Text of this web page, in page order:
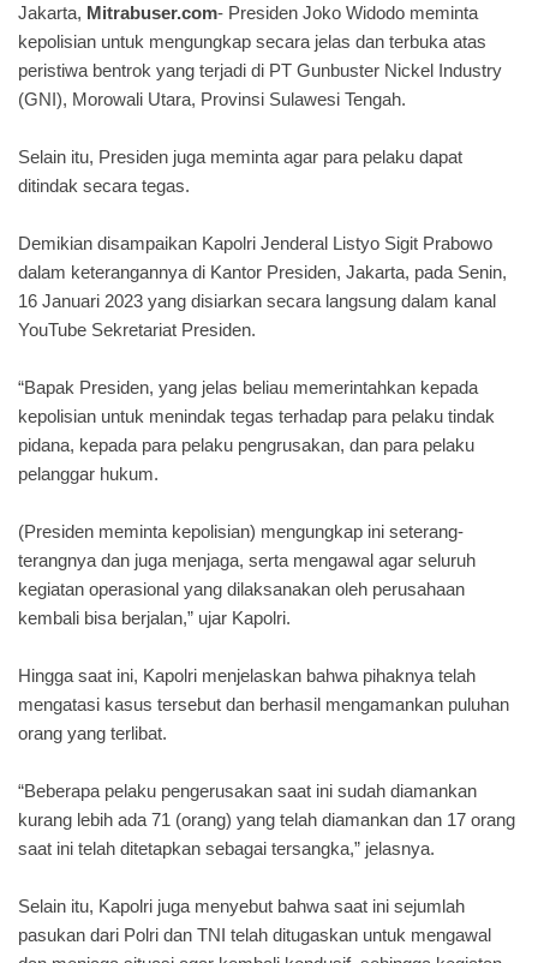
Jakarta, Mitrabuser.com- Presiden Joko Widodo meminta
kepolisian untuk mengungkap secara jelas dan terbuka atas
peristiwa bentrok yang terjadi di PT Gunbuster Nickel Industry
(GNI), Morowali Utara, Provinsi Sulawesi Tengah.
Selain itu, Presiden juga meminta agar para pelaku dapat
ditindak secara tegas.
Demikian disampaikan Kapolri Jenderal Listyo Sigit Prabowo
dalam keterangannya di Kantor Presiden, Jakarta, pada Senin,
16 Januari 2023 yang disiarkan secara langsung dalam kanal
YouTube Sekretariat Presiden.
“Bapak Presiden, yang jelas beliau memerintahkan kepada
kepolisian untuk menindak tegas terhadap para pelaku tindak
pidana, kepada para pelaku pengrusakan, dan para pelaku
pelanggar hukum.
(Presiden meminta kepolisian) mengungkap ini seterang-
terangnya dan juga menjaga, serta mengawal agar seluruh
kegiatan operasional yang dilaksanakan oleh perusahaan
kembali bisa berjalan,” ujar Kapolri.
Hingga saat ini, Kapolri menjelaskan bahwa pihaknya telah
mengatasi kasus tersebut dan berhasil mengamankan puluhan
orang yang terlibat.
“Beberapa pelaku pengerusakan saat ini sudah diamankan
kurang lebih ada 71 (orang) yang telah diamankan dan 17 orang
saat ini telah ditetapkan sebagai tersangka,” jelasnya.
Selain itu, Kapolri juga menyebut bahwa saat ini sejumlah
pasukan dari Polri dan TNI telah ditugaskan untuk mengawal